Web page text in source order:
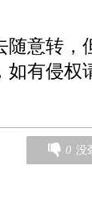
意转，
如有侵权
0 没